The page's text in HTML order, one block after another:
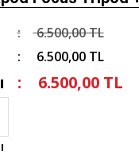
6.500,00 TL
6.500,00 TL
6.500,00 TL